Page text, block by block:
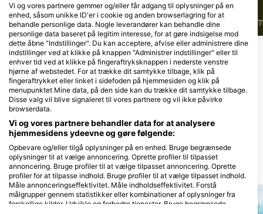
J F M A M J J A S O N D J F M A M J J A S O N D F
Dykkercentre, der betjener dette
dykkersted
Scuba Venture Inc
2501 Penn Ave, 19609 Reading, PA
- Usa
5319 Transit Rd, 14043 Depew, NY
- Usa
Dykkersteder i nærheden
Vi og vores partnere gemmer og/eller får adgang til oplysninger på en
enhed, såsom unikke ID'er i cookie og anden browserlagring for at
behandle personlige data. Nogle leverandører kan behandle dine
personlige data baseret på legitim interesse, for at gøre indsigelse mod
dette åbne "Indstillinger". Du kan acceptere, afvise eller administrere dine
indstillinger ved at klikke på knappen "Administrer indstillinger" eller til
enhver tid ved at klikke på fingeraftryksknappen i nederste venstre
hjørne af webstedet. For at trække dit samtykke tilbage, klik på
fingeraftrykket eller linket i sidefoden på hjemmesiden og klik på
menupunktet Mine data, på den side kan du trække dit samtykke tilbage.
Disse valg vil blive signaleret til vores partnere og vil ikke påvirke
browserdata.
Vi og vores partnere behandler data for at analysere
hjemmesidens ydeevne og gøre følgende:
Opbevare og/eller tilgå oplysninger på en enhed. Bruge begrænsede
oplysninger til at vælge annoncering. Oprette profiler til tilpasset
annoncering. Bruge profiler til at vælge tilpasset annoncering. Oprette
profiler for at tilpasse indhold. Bruge profiler til at vælge tilpasset indhold.
Måle annonceringseffektivitet. Måle indholdseffektivitet. Forstå
målgrupper gennem statistikker eller kombinationer af oplysninger fra
forskellige kilder. Udvikle og forbedre tjenester. Bruge begrænsede